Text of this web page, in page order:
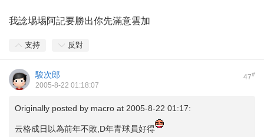
我諗埸埸阿記要勝出你先滿意雲加
支持 反對
47#
駿次郎
2005-8-22 01:18:07
Originally posted by macro at 2005-8-22 01:17:
云格成日以為前年不敗,D年青球員好得